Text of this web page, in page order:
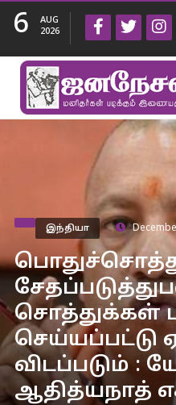
6
AUG
2026
இந்தியா
சொத்துக்கள்
செய்யப்பட்டு
விடப்படும் :
ஆதித்யநாத்